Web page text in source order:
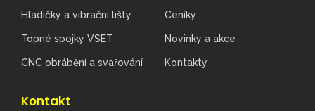
Hladičky a vibrační lišty
Topné spojky VSET
CNC obrábění a svařování
Ceníky
Novinky a akce
Kontakty
Kontakt